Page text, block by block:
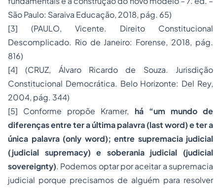
São Paulo: Saraiva Educação, 2018, pág. 65)
[3] (PAULO, Vicente. Direito Constitucional
Descomplicado. Rio de Janeiro: Forense, 2018, pág.
816)
[4] (CRUZ, Álvaro Ricardo de Souza. Jurisdição
Constitucional Democrática. Belo Horizonte: Del Rey,
2004, pág. 344)
[5] Conforme propõe Kramer, há “um mundo de
diferenças entre ter a última palavra (last word) e ter a
única palavra (only word); entre supremacia judicial
(judicial supremacy) e soberania judicial (judicial
sovereignty). Podemos optar por aceitar a supremacia
judicial porque precisamos de alguém para resolver